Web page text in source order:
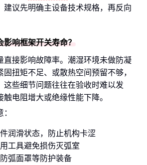
建议先明确主设备技术规格，再反向
响框架开关寿命？
直接影响故障率。潮湿环境未做防凝
扭矩不足、或散热空间预留不够，
这些细节问题往往在验收时难以发
电阻增大或绝缘性能下降。
润滑状态，防止机构卡涩
工具避免损伤灭弧室
弧面罩等防护装备